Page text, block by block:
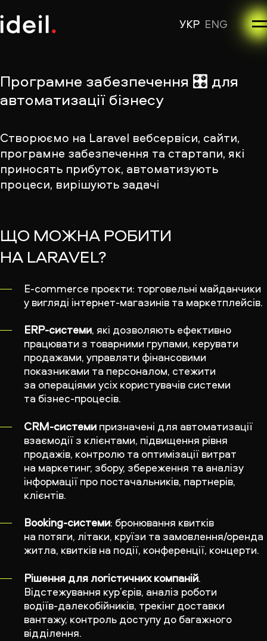
УКР ENG
Програмне забезпечення 🎛 для
автоматизації бізнесу
Створюємо на Laravel вебсервіси, сайти,
програмне забезпечення та стартапи, які
приносять прибуток, автоматизують
процеси, вирішують задачі
ЩО МОЖНА РОБИТИ
НА LARAVEL?
E-commerce проєкти: торговельні майданчики
у вигляді інтернет-магазинів та маркетплейсів.
ERP-системи, які дозволяють ефективно
працювати з товарними групами, керувати
продажами, управляти фінансовими
показниками та персоналом, стежити
за операціями усіх користувачів системи
та бізнес-процесів.
CRM-системипризначені для автоматизації
взаємодії з клієнтами, підвищення рівня
продажів, контролю та оптимізації витрат
на маркетинг, збору, збереження та аналізу
інформації про постачальників, партнерів,
клієнтів.
Booking-системи: бронювання квитків
на потяги, літаки, круїзи та замовлення/оренда
житла, квитків на події, конференції, концерти.
Рішення для логістичних компаній.
Відстежування кур’єрів, аналіз роботи
водіїв-далекобійників, трекінг доставки
вантажу, контроль доступу до багажного
відділення.